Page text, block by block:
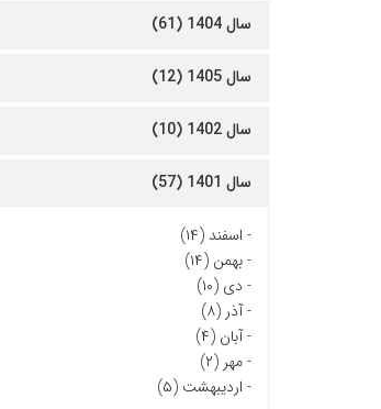
سال 1404 (61)
سال 1405 (12)
سال 1402 (10)
سال 1401 (57)
- اسفند (۱۴)
-بهمن (۱۴)
- دی (۱۰)
-آذر (۸)
-آبان (۴)
-مهر (۲)
- اردیبهشت (۵)